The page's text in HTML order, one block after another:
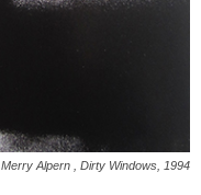
Merry Alpern , Dirty Windows, 1994